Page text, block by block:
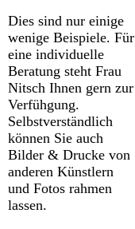
Dies sind nur einige
wenige Beispiele. Für
eine individuelle
Beratung steht Frau
Nitsch Ihnen gern zur
Verfühgung.
Selbstverständlich
können Sie auch
Bilder & Drucke von
anderen Künstlern
und Fotos rahmen
lassen.